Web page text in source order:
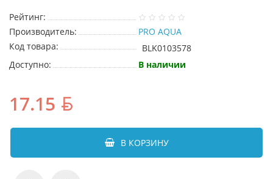
Рейтинг:
Производитель:
PRO AQUA
Код товара:
BLK0103578
Доступно:
В наличии
17.15
В КОРЗИНУ